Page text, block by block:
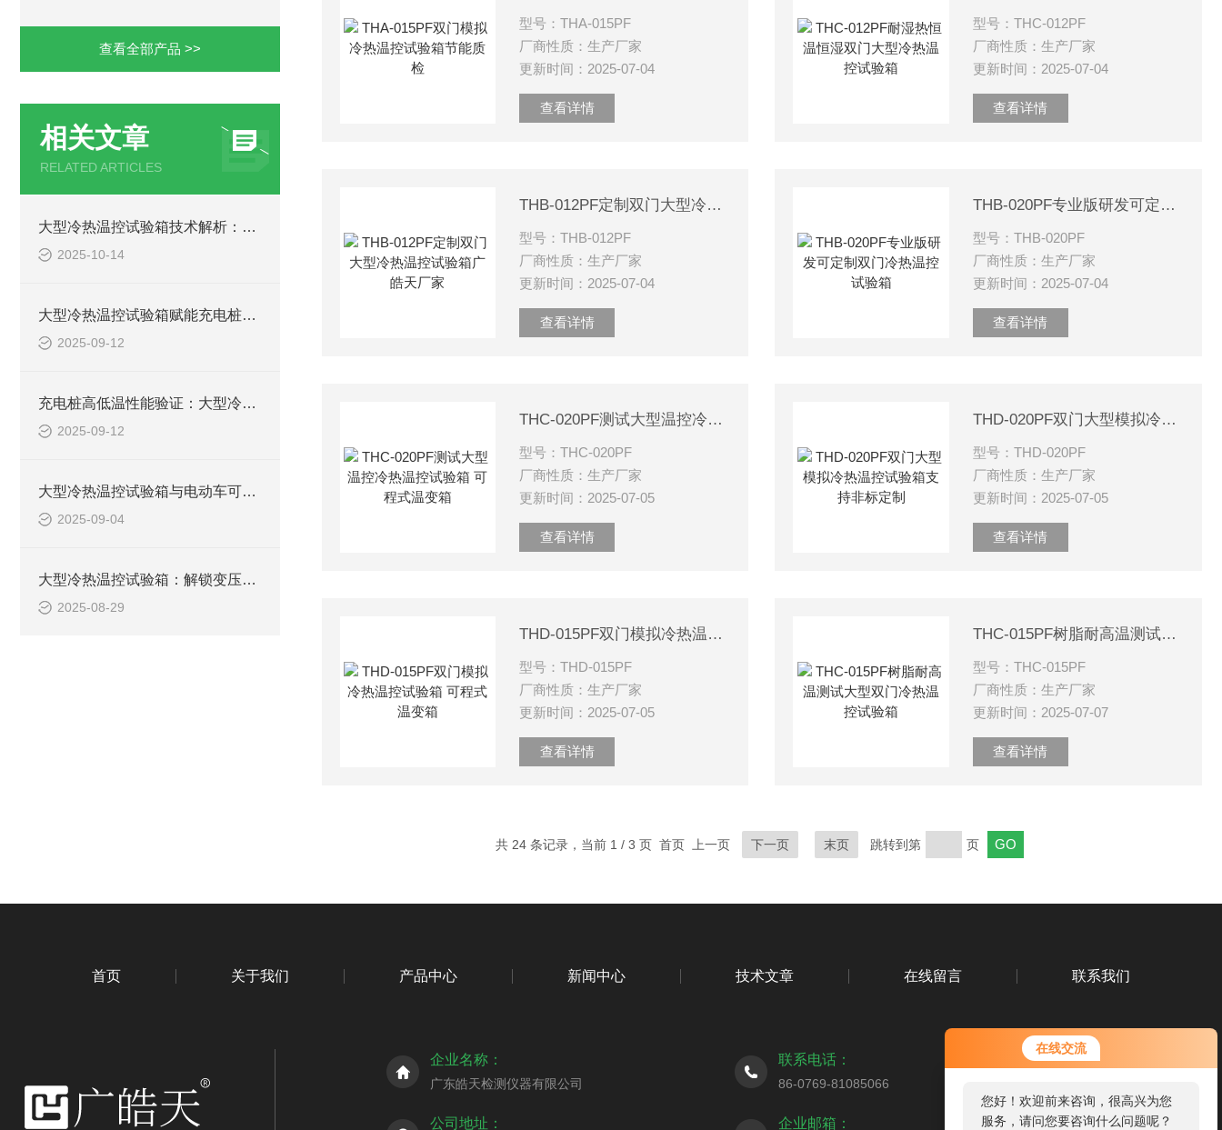
在线交流
您好！欢迎前来咨询，很高兴为您
服务，请问您要咨询什么问题呢？
查看全部产品 >>
相关文章
RELATED ARTICLES
大型冷热温控试验箱技术解析：自行车整机适配 + 骑行模拟装置设计
2025-10-14
大型冷热温控试验箱赋能充电桩质量：从参数控制到多场耦合测试
2025-09-12
充电桩高低温性能验证：大型冷热温控试验箱的技术实践与趋势
2025-09-12
大型冷热温控试验箱与电动车可靠性测试的关联
2025-09-04
大型冷热温控试验箱：解锁变压器全生命周期极限温环境可靠性测试
2025-08-29
型号：THA-015PF
厂商性质：生产厂家
更新时间：2025-07-04
查看详情
型号：THC-012PF
厂商性质：生产厂家
更新时间：2025-07-04
查看详情
THB-012PF定制双门大型冷热温控试验箱广皓天厂家
型号：THB-012PF
厂商性质：生产厂家
更新时间：2025-07-04
查看详情
THB-020PF专业版研发可定制双门冷热温控试验箱
型号：THB-020PF
厂商性质：生产厂家
更新时间：2025-07-04
查看详情
THC-020PF测试大型温控冷热温控试验箱 可程式温变箱
型号：THC-020PF
厂商性质：生产厂家
更新时间：2025-07-05
查看详情
THD-020PF双门大型模拟冷热温控试验箱支持非标定制
型号：THD-020PF
厂商性质：生产厂家
更新时间：2025-07-05
查看详情
THD-015PF双门模拟冷热温控试验箱 可程式温变箱
型号：THD-015PF
厂商性质：生产厂家
更新时间：2025-07-05
查看详情
THC-015PF树脂耐高温测试大型双门冷热温控试验箱
型号：THC-015PF
厂商性质：生产厂家
更新时间：2025-07-07
查看详情
共 24 条记录，当前 1 / 3 页 首页 上一页 下一页 末页 跳转到第 页
首页 关于我们 产品中心 新闻中心 技术文章 在线留言 联系我们
企业名称：
广东皓天检测仪器有限公司
联系电话：
86-0769-81085066
公司地址： 企业邮箱：